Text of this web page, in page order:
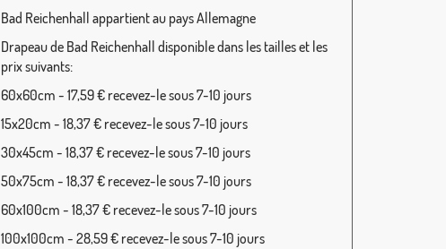
Bad Reichenhall appartient au pays Allemagne
Drapeau de Bad Reichenhall disponible dans les tailles et les
prix suivants:
60x60cm - 17,59 € recevez-le sous 7-10 jours
15x20cm - 18,37 € recevez-le sous 7-10 jours
30x45cm - 18,37 € recevez-le sous 7-10 jours
50x75cm - 18,37 € recevez-le sous 7-10 jours
60x100cm - 18,37 € recevez-le sous 7-10 jours
100x100cm - 28,59 € recevez-le sous 7-10 jours